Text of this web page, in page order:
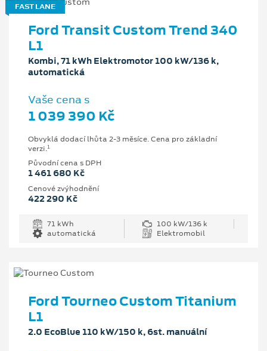
FAST LANE
Ford Transit Custom Trend 340
L1
Kombi, 71 kWh Elektromotor 100 kW/136 k,
automatická
Vaše cena s
1 039 390 Kč
Obvyklá dodací lhůta 2-3 měsíce. Cena pro základní
verzi.1
Původní cena s DPH
1 461 680 Kč
Cenové zvýhodnění
422 290 Kč
71 kWh
100 kW/136 k
automatická
Elektromobil
Ford Tourneo Custom Titanium
L1
2.0 EcoBlue 110 kW/150 k, 6st. manuální